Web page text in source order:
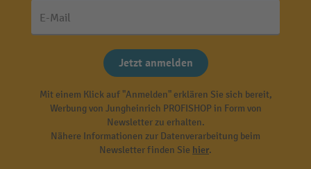
E-Mail
Jetzt anmelden
Mit einem Klick auf "Anmelden" erklären Sie sich bereit,
Werbung von Jungheinrich PROFISHOP in Form von
Newsletter zu erhalten.
Nähere Informationen zur Datenverarbeitung beim
Newsletter finden Sie hier.